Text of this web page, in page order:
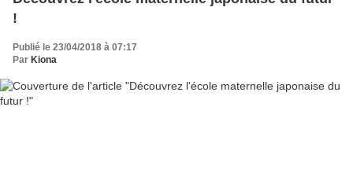
!
Publié le 23/04/2018 à 07:17
Par Kiona